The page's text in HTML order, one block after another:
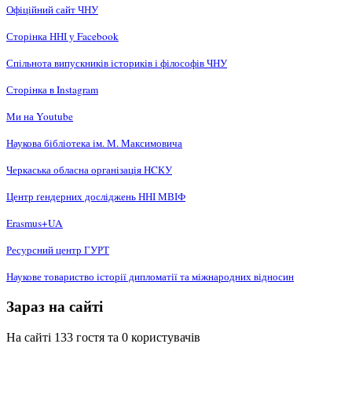
Офіційний сайт ЧНУ
Сторінка ННІ у Facebook
Спільнота випускників істориків і філософів ЧНУ
Сторінка в Instagram
Ми на Youtube
Наукова бібліотека ім. М. Максимовича
Черкаська обласна організація НCКУ
Центр ґендерних досліджень ННІ МВІФ
Erasmus+UA
Ресурсний центр ГУРТ
Наукове товариство історії дипломатії та міжнародних відносин
Зараз на сайті
На сайті 133 гостя та 0 користувачів